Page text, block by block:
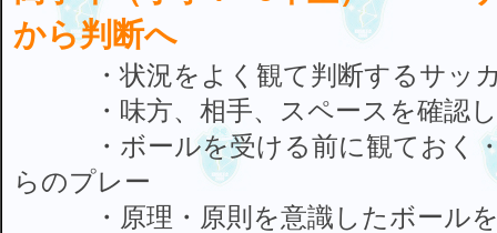
から判断へ
・状況をよく観て判断するサッ
・味方、相手、スペースを確認し
・ボールを受ける前に観ておく・
らのプレー
・原理・原則を意識したボールを